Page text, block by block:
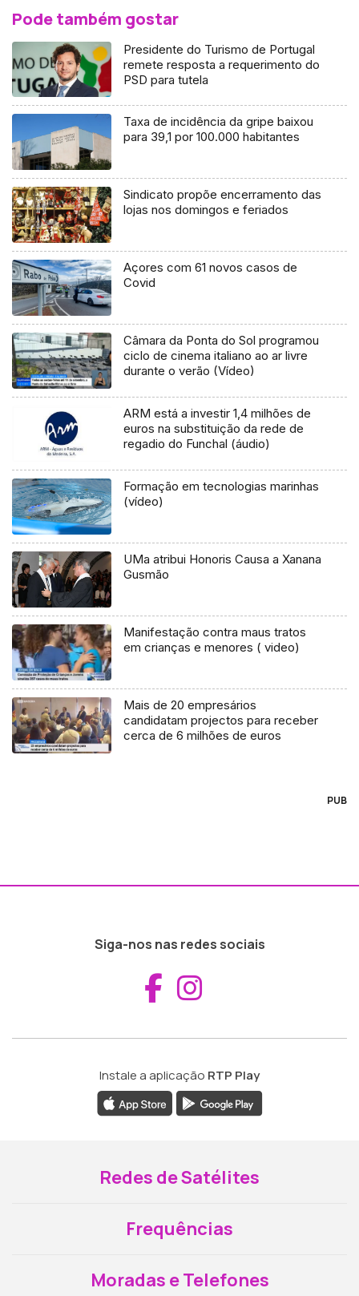
Pode também gostar
Presidente do Turismo de Portugal
remete resposta a requerimento do
PSD para tutela
Taxa de incidência da gripe baixou
para 39,1 por 100.000 habitantes
Sindicato propõe encerramento das
lojas nos domingos e feriados
Açores com 61 novos casos de
Covid
Câmara da Ponta do Sol programou
ciclo de cinema italiano ao ar livre
durante o verão (Vídeo)
ARM está a investir 1,4 milhões de
euros na substituição da rede de
regadio do Funchal (áudio)
Formação em tecnologias marinhas
(vídeo)
UMa atribui Honoris Causa a Xanana
Gusmão
Manifestação contra maus tratos
em crianças e menores ( video)
Mais de 20 empresários
candidatam projectos para receber
cerca de 6 milhões de euros
PUB
Siga-nos nas redes sociais
Aceder ao
Instale a aplicação RTP Play
Redes de Satélites
Frequências
Moradas e Telefones